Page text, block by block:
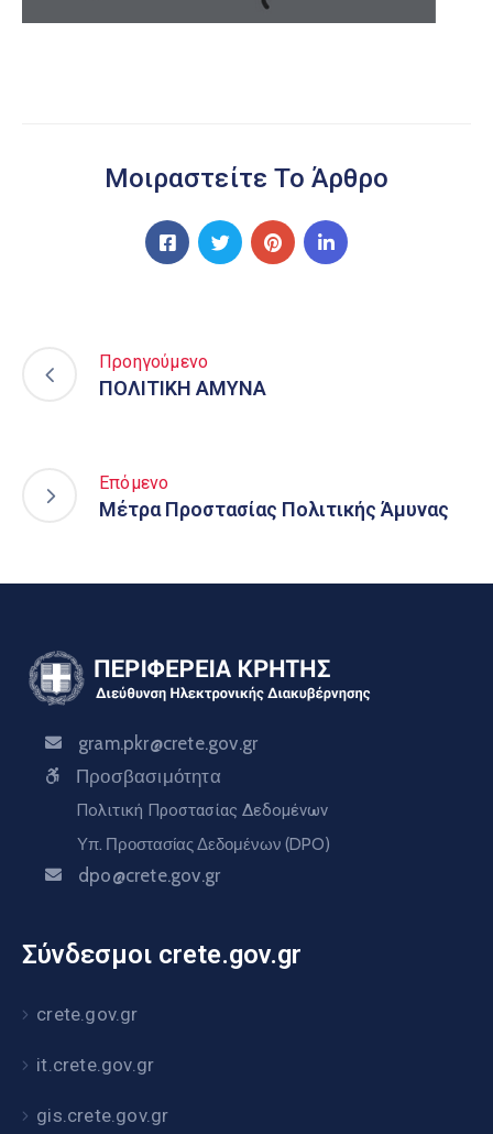
Μοιραστείτε Το Άρθρο
Προηγούμενο
ΠΟΛΙΤΙΚΗ ΑΜΥΝΑ
Επόμενο
Μέτρα Προστασίας Πολιτικής Άμυνας
gram.pkr@crete.gov.gr
Προσβασιμότητα
Πολιτική Προστασίας Δεδομένων
Υπ. Προστασίας Δεδομένων (DPO)
dpo@crete.gov.gr
Σύνδεσμοι crete.gov.gr
crete.gov.gr
it.crete.gov.gr
gis.crete.gov.gr